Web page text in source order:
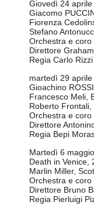
Giovedì 24 aprile
Giacomo
Fiorenza
Stefano
Orchestra e
Direttore
Regia Carlo Rizzi
martedì 29 aprile
Gioachino
Francesco Meli,
Roberto
Orchestra e
Direttore
Regia Bepi
Martedì 6 maggio
Death in Venice,
Marlin Miller,
Orchestra e
Direttore Bruno
Regia Pierluigi